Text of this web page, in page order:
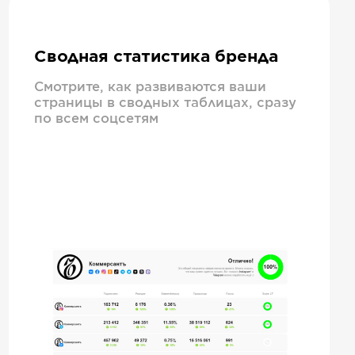
Сводная статистика бренда
Смотрите, как развиваются ваши
страницы в сводных таблицах, сразу
по всем соцсетям